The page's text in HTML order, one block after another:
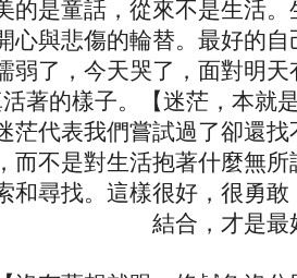
的是童話，從來不是生活
心與悲傷的輪替。最好的
弱了，今天哭了，面對明
著的樣子。【迷茫，本就
茫代表我們嘗試過了卻還
而不是對生活抱著什麼無
和尋找。這樣很好，很勇
結合，才是最